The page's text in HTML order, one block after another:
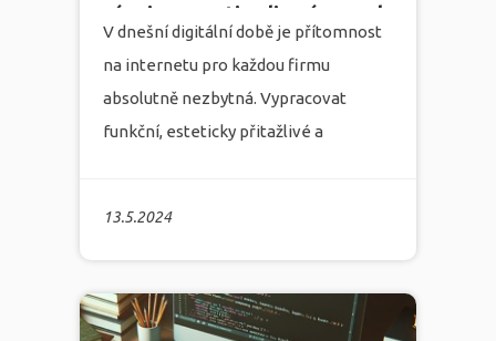
13.5.2024
vývojem a optimalizací pro rok
2023
V dnešní digitální době je přítomnost
na internetu pro každou firmu
absolutně nezbytná. Vypracovat
funkční, esteticky přitažlivé a
a inovace. Zde v marketingové
agentuře Infonia se specializujeme na
tvorbu webových stránek
, které